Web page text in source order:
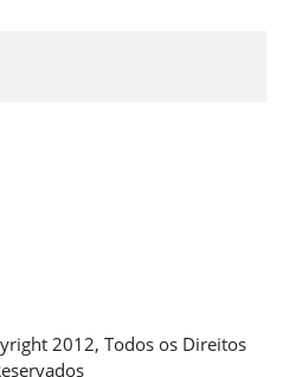
2012, Todos os Direitos